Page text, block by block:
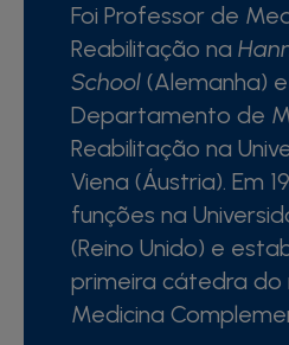
Foi Professor de
Reabilitação na
School (Alemanha)
Departamento de
Reabilitação na
Viena (Áustria). Em
funções na
(Reino Unido) e
primeira cátedra do
Medicina